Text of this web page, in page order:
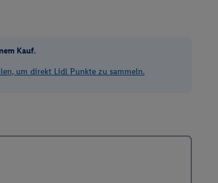
Kauf.
um direkt Lidl Punkte zu sammeln.